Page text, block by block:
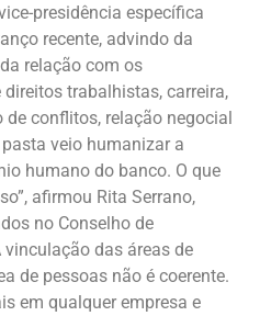
presidência específica
recente, advindo da
relação com os
trabalhistas, carreira,
conflitos, relação negocial
veio humanizar a
humano do banco. O que
afirmou Rita Serrano,
no Conselho de
das áreas de
de pessoas não é coerente.
em qualquer empresa e